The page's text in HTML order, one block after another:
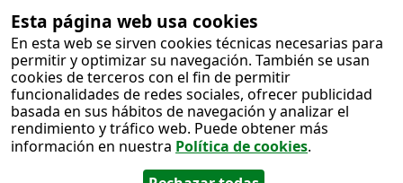
Esta página web usa cookies
En esta web se sirven cookies técnicas necesarias para
permitir y optimizar su navegación. También se usan
cookies de terceros con el fin de permitir
funcionalidades de redes sociales, ofrecer publicidad
basada en sus hábitos de navegación y analizar el
rendimiento y tráfico web. Puede obtener más
información en nuestra Política de cookies.